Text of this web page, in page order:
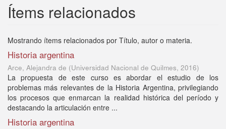
Ítems relacionados
Mostrando ítems relacionados por Título, autor o materia.
Historia argentina
Arce, Alejandra de (Universidad Nacional de Quilmes, 2016)
La propuesta de este curso es abordar el estudio de los
problemas más relevantes de la Historia Argentina, privilegiando
los procesos que enmarcan la realidad histórica del período y
destacando la articulación entre ...
Historia argentina